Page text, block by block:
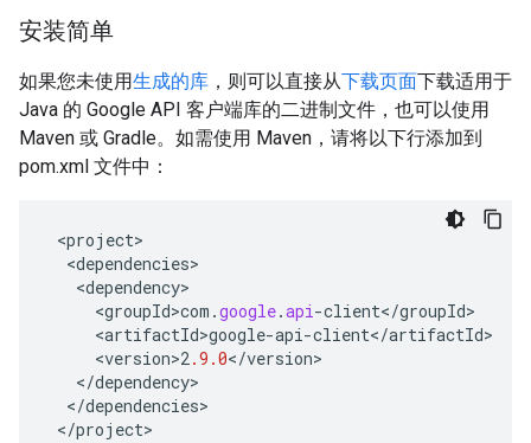
安装简单
如果您未使用生成的库 ，则可以直接从下载页面下载适用于
Java 的 Google API 客户端库的二进制文件，也可以使用
Maven 或 Gradle。如需使用 Maven，请将以下行添加到
pom.xml 文件中：
<project
<dependencies
<dependency
<groupId>com .google.api-client</groupId
<artifactId>google-api-client</artifactId
<version>2.9.0</version
</dependency
</dependencies
</project>